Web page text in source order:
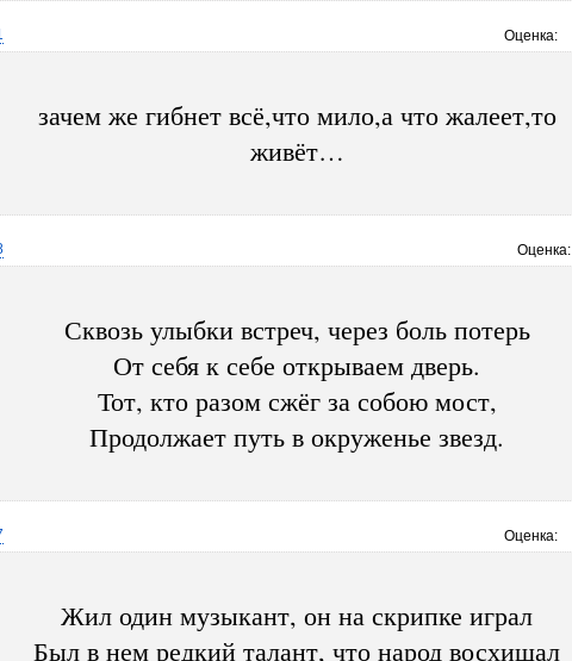
Оценка:
зачем же гибнет всё,что мило,а что жалеет,то
живёт…
Оценка:
Сквозь улыбки встреч, через боль потерь
От себя к себе открываем дверь.
Тот, кто разом сжёг за собою мост,
Продолжает путь в окруженье звезд.
Оценка:
Жил один музыкант, он на скрипке играл
Был в нем редкий талант, что народ восхищал